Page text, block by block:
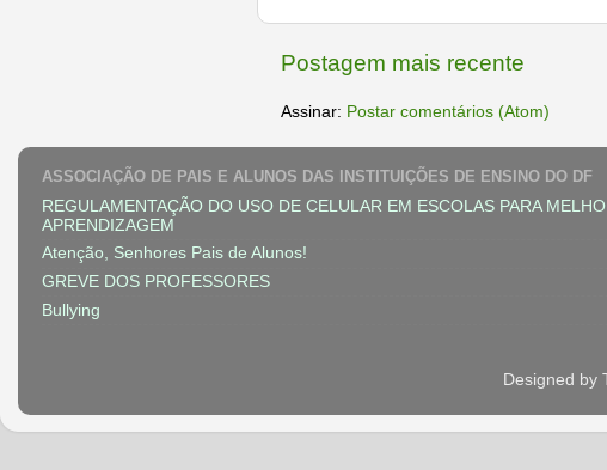
Postagem mais recente
Assinar: Postar comentários (Atom)
ASSOCIAÇÃO DE PAIS E ALUNOS DAS INSTITUIÇÕES DE ENSINO DO DF
REGULAMENTAÇÃO DO USO DE CELULAR EM ESCOLAS PARA
APRENDIZAGEM
Atenção, Senhores Pais de Alunos!
GREVE DOS PROFESSORES
Bullying
Designed by